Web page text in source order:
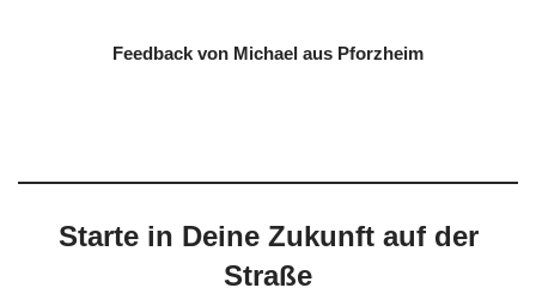
Feedback von Michael aus Pforzheim
Starte in Deine Zukunft auf der
Straße